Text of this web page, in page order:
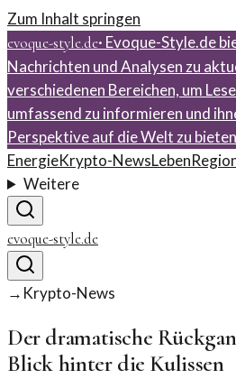
Zum Inhalt springen
evoque-style.de· Evoque-Style.de
Nachrichten und Analysen zu
verschiedenen Bereichen, um
umfassend zu informieren und
Perspektive auf die Welt zu
EnergieKrypto-NewsLeben
Weitere
evoque-style.de
→ Krypto-News
Der dramatische
Blick hinter die Kulissen